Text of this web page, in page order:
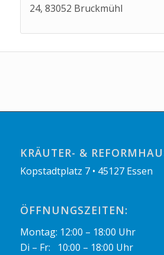
24, 83052 Bruckmühl
KRÄUTER- &
Kopstadtplatz 7 • 45127 Essen
ÖFFNUNGSZEITEN:
Montag: 12:00 – 18:00 Uhr
Di – Fr: 10:00 – 18:00 Uhr